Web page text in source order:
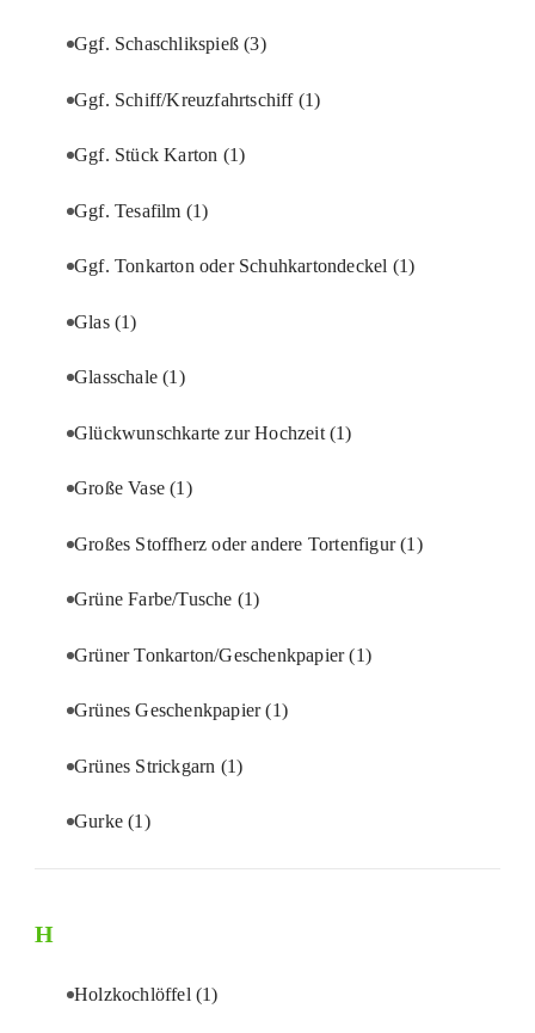
Ggf. Schaschlikspieß(3)
Ggf. Schiff/Kreuzfahrtschiff (1)
Ggf. Stück Karton (1)
Ggf. Tesafilm (1)
Ggf. Tonkarton oder Schuhkartondeckel (1)
Glas (1)
Glasschale(1)
Glückwunschkarte zur Hochzeit (1)
Große Vase(1)
Großes Stoffherz oder andere Tortenfigur(1)
Grüne Farbe/Tusche (1)
Grüner Tonkarton/Geschenkpapier(1)
Grünes Geschenkpapier(1)
Grünes Strickgarn (1)
Gurke(1)
H
Holzkochlöffel (1)